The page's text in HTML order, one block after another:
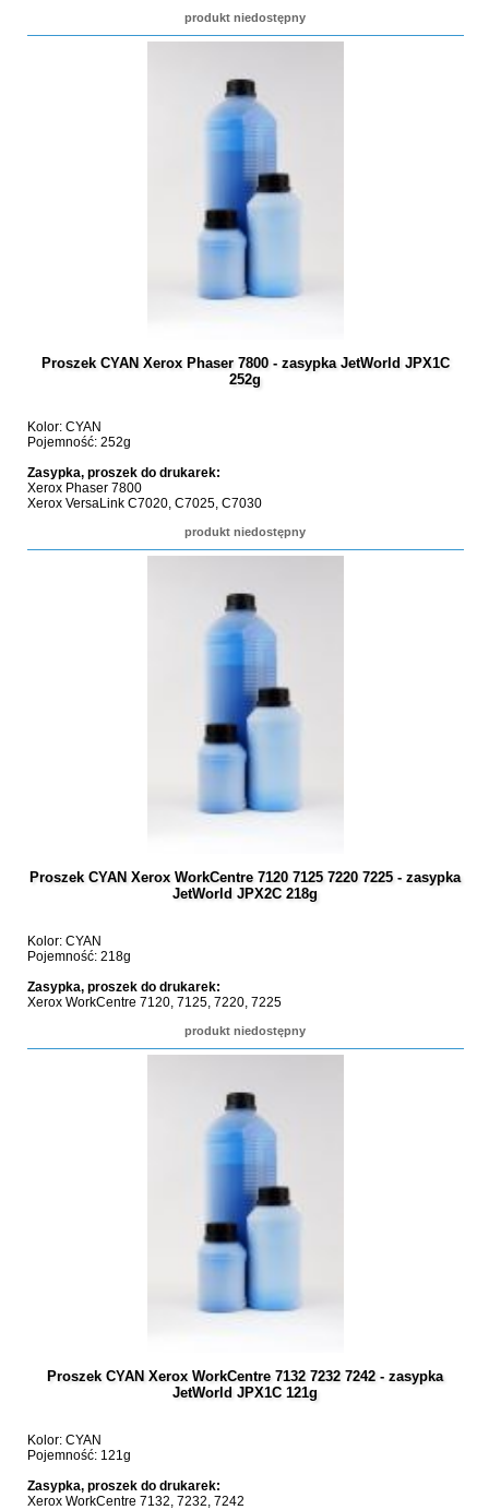
produkt niedostępny
Proszek CYAN Xerox Phaser 7800 - zasypka JetWorld JPX1C
252g
Kolor: CYAN
Pojemność: 252g
Zasypka, proszek do drukarek:
Xerox Phaser 7800
Xerox VersaLink C7020, C7025, C7030
produkt niedostępny
Proszek CYAN Xerox WorkCentre 7120 7125 7220 7225 - zasypka
JetWorld JPX2C 218g
Kolor: CYAN
Pojemność: 218g
Zasypka, proszek do drukarek:
Xerox WorkCentre 7120, 7125, 7220, 7225
produkt niedostępny
Proszek CYAN Xerox WorkCentre 7132 7232 7242 - zasypka
JetWorld JPX1C 121g
Kolor: CYAN
Pojemność: 121g
Zasypka, proszek do drukarek:
Xerox WorkCentre 7132, 7232, 7242